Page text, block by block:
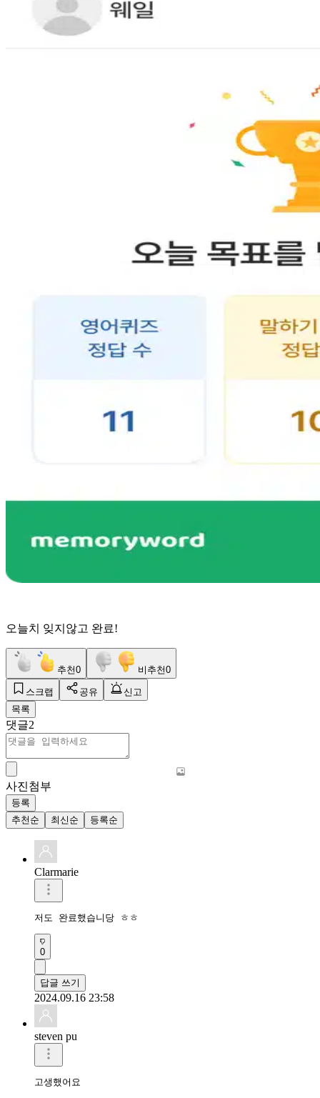
오늘치 잊지않고 완료!
추천0 비추천0
스크랩 공유
신고
목록
댓글2
사진첨부
등록
추천순
최신순 등록순
Clarmarie
저도 완료했습니당 ㅎㅎ
0
답글 쓰기
2024.09.16 23:58
steven pu
고생했어요